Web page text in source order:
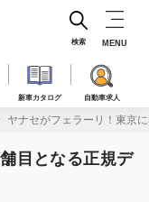
新車カタログ 自動車求人
検索 MENU
ヤナセがフェラーリ！東京
目となる正規デ